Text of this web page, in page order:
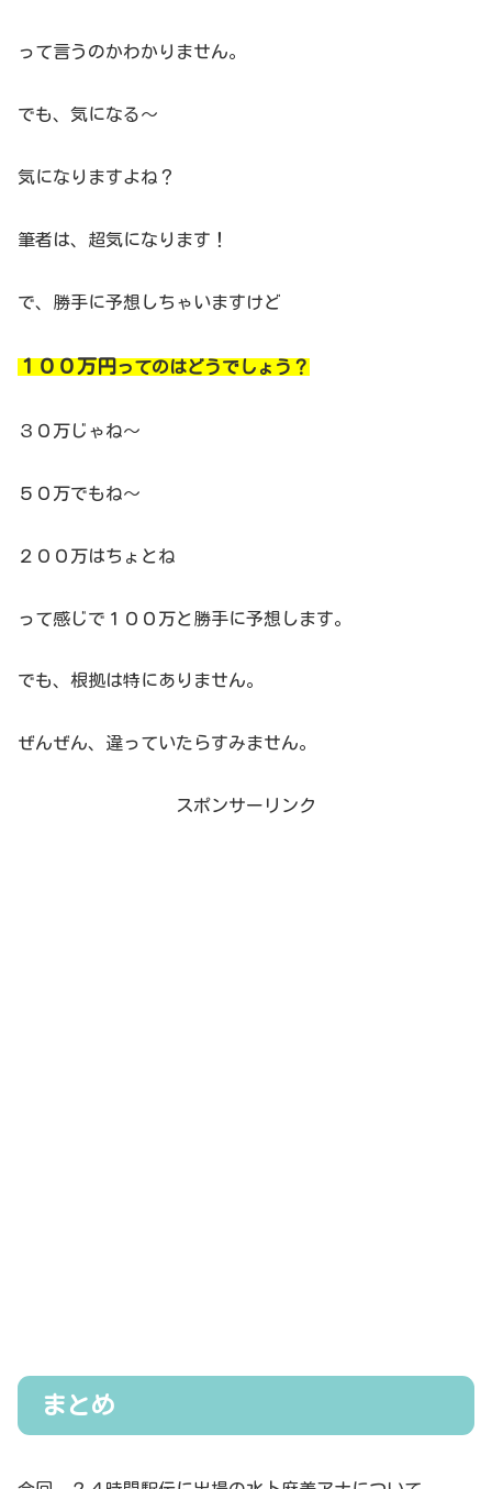
って言うのかわかりません。
でも、気になる～
気になりますよね？
筆者は、超気になります！
で、勝手に予想しちゃいますけど
１００万円 ってのはどうでしょう？
３０万じゃね～
５０万でもね～
２００万はちょとね
って感じで１００万と勝手に予想します。
でも、根拠は特にありません。
ぜんぜん、違っていたらすみません。
スポンサーリンク
まとめ